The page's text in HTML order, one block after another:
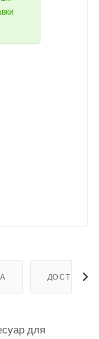
ДОСТАВКА
для